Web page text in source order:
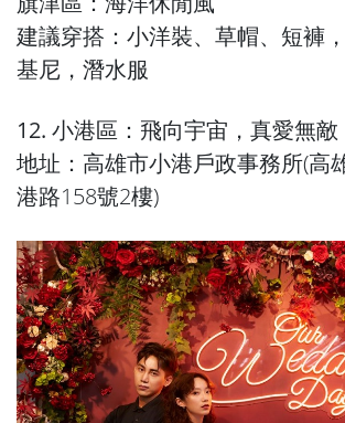
建議穿搭：小洋裝、草帽、短褲
基尼，潛水服
12. 小港區：飛向宇宙，真愛無敵
地址：高雄市小港戶政事務所(高
港路158號2樓)